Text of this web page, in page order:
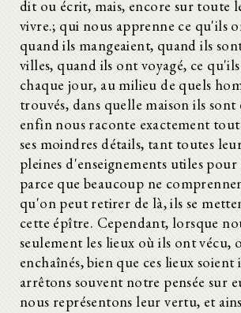
dit ou écrit, mais, encore sur toute
vivre.; qui nous apprenne ce qu'ils
quand ils mangeaient, quand ils
villes, quand ils ont voyagé, ce
chaque jour, au milieu de quels
trouvés, dans quelle maison ils sont
enfin nous raconte exactement
ses moindres détails, tant toutes
pleines d'enseignements utiles pour
parce que beaucoup ne
qu'on peut retirer de là, ils se
cette épître. Cependant, lorsque
seulement les lieux où ils ont vécu,
enchaînés, bien que ces lieux soient
arrêtons souvent notre pensée sur
nous représentons leur vertu, et